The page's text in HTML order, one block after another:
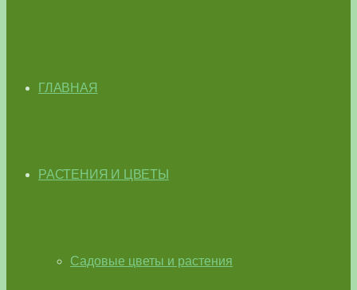
ГЛАВНАЯ
РАСТЕНИЯ И ЦВЕТЫ
Садовые цветы и растения